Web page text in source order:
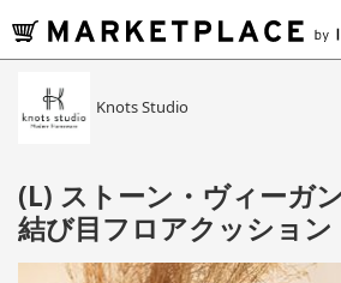
Knots Studio
(L) ストーン・ヴィーガ
結び目フロアクッション